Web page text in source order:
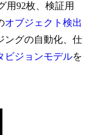
用92枚、検証用
オブジェクト検出
ングの自動化、仕
ビジョンモデルを